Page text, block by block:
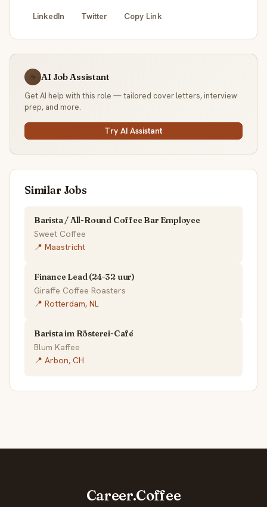
LinkedIn Twitter Copy Link
☕ AI Job Assistant
Get AI help with this role — tailored cover letters, interview
prep, and more.
Try AI Assistant
Similar Jobs
Barista / All-Round Coffee Bar Employee
Sweet Coffee
📍 Maastricht
Finance Lead (24-32 uur)
Giraffe Coffee Roasters
📍 Rotterdam, NL
Barista im Rösterei-Café
Blum Kaffee
📍 Arbon, CH
Career.Coffee